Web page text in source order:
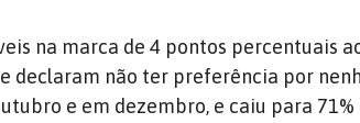
na marca de 4 pontos percentuais
declaram não ter preferência por
e em dezembro, e caiu para